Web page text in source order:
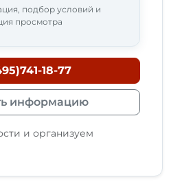
подбор условий и
просмотра
18-77
информацию
и организуем